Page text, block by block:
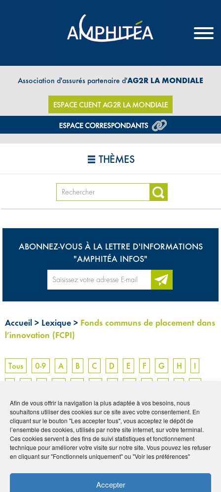
Afin de vous offrir la navigation la plus adaptée à vos besoins, nous
souhaitons utiliser des cookies sur ce site avec votre consentement. En
cliquant sur le bouton "Les accepter tous", vous acceptez le dépôt de
l’ensemble des cookies, utilisés par notre site internet, sur votre terminal.
Ces cookies servent à des fins de suivi statistiques et fonctionnement
technique pour améliorer votre visite sur notre site. Vous pouvez les refuser
en cliquant sur "Fonctionnels uniquement" ou "Voir les préférences"
Accepter
Association d'assurés partenaire d'AG2R LA MONDIALE
ESPACE CLIENT AG2R LA MONDIALE
THÈMES
ABONNEZ-VOUS À LA LETTRE D'INFORMATIONS
"AMPHITÉA INFOS"
Accueil > Lexique > Fonds communs de placement dans
l’innovation (FCPI)
Tous 0-9 A B C D E F G H
I
V
W X Y Z
FONDS COMMUNS
DE PLACEMENT